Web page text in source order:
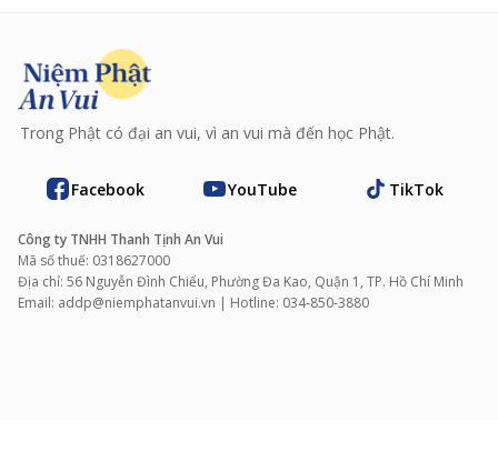
Trong Phật có đại an vui, vì an vui mà đến học Phật.
Facebook YouTube TikTok
Công ty TNHH Thanh Tịnh An Vui
Mã số thuế: 0318627000
Địa chỉ: 56 Nguyễn Đình Chiểu, Phường Đa Kao, Quận 1, TP. Hồ Chí Minh
Email: addp@niemphatanvui.vn | Hotline: 034‑850‑3880